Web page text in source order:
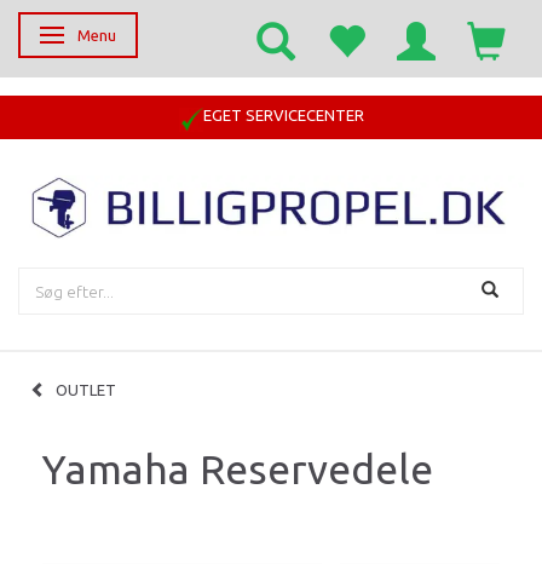
Skifte navigation
Menu
EGET SERVICECENTER
OUTLET
Yamaha Reservedele